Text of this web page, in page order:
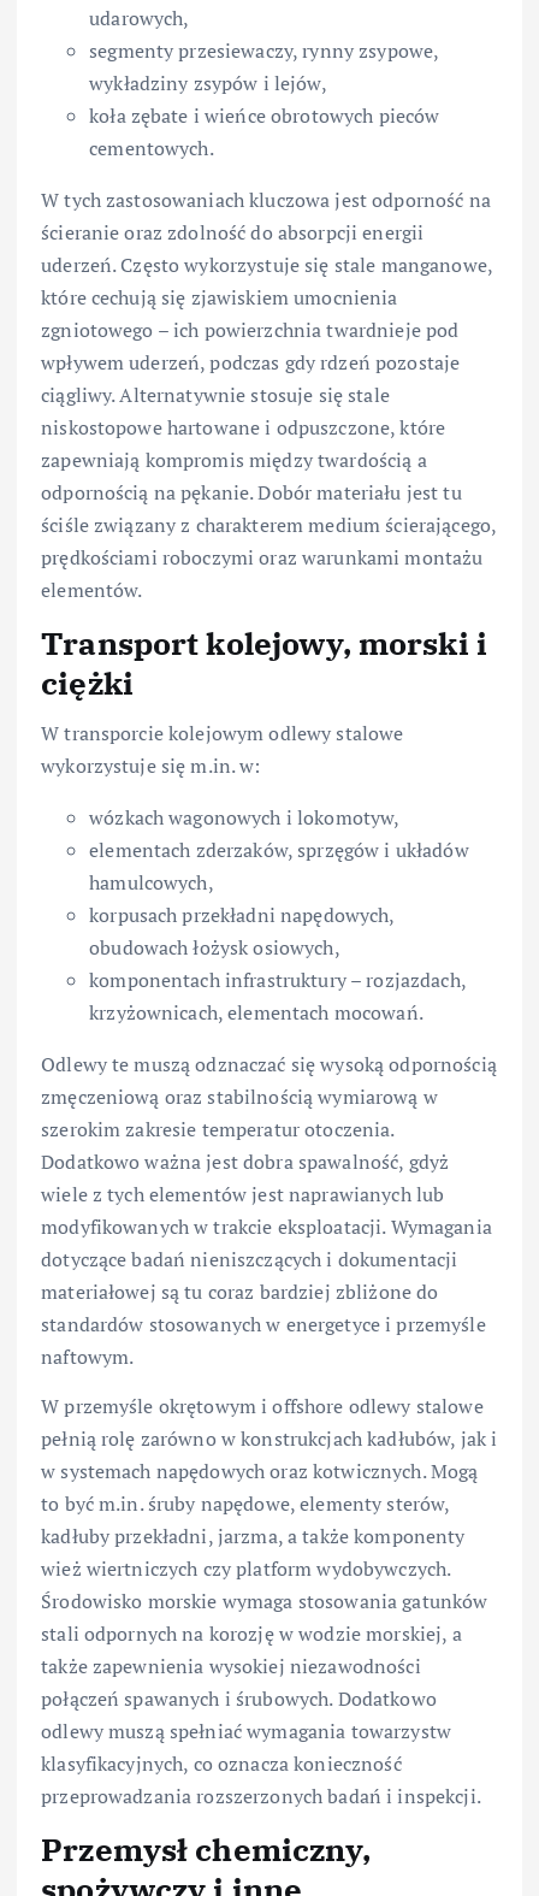
udarowych,
segmenty przesiewaczy, rynny zsypowe,
wykładziny zsypów i lejów,
koła zębate i wieńce obrotowych pieców
cementowych.
W tych zastosowaniach kluczowa jest odporność na
ścieranie oraz zdolność do absorpcji energii
uderzeń. Często wykorzystuje się stale manganowe,
które cechują się zjawiskiem umocnienia
zgniotowego – ich powierzchnia twardnieje pod
wpływem uderzeń, podczas gdy rdzeń pozostaje
ciągliwy. Alternatywnie stosuje się stale
niskostopowe hartowane i odpuszczone, które
zapewniają kompromis między twardością a
odpornością na pękanie. Dobór materiału jest tu
ściśle związany z charakterem medium ścierającego,
prędkościami roboczymi oraz warunkami montażu
elementów.
Transport kolejowy, morski i
ciężki
W transporcie kolejowym odlewy stalowe
wykorzystuje się m.in. w:
wózkach wagonowych i lokomotyw,
elementach zderzaków, sprzęgów i układów
hamulcowych,
korpusach przekładni napędowych,
obudowach łożysk osiowych,
komponentach infrastruktury – rozjazdach,
krzyżownicach, elementach mocowań.
Odlewy te muszą odznaczać się wysoką odpornością
zmęczeniową oraz stabilnością wymiarową w
szerokim zakresie temperatur otoczenia.
Dodatkowo ważna jest dobra spawalność, gdyż
wiele z tych elementów jest naprawianych lub
modyfikowanych w trakcie eksploatacji. Wymagania
dotyczące badań nieniszczących i dokumentacji
materiałowej są tu coraz bardziej zbliżone do
standardów stosowanych w energetyce i przemyśle
naftowym.
W przemyśle okrętowym i offshore odlewy stalowe
pełnią rolę zarówno w konstrukcjach kadłubów, jak i
w systemach napędowych oraz kotwicznych. Mogą
to być m.in. śruby napędowe, elementy sterów,
kadłuby przekładni, jarzma, a także komponenty
wież wiertniczych czy platform wydobywczych.
Środowisko morskie wymaga stosowania gatunków
stali odpornych na korozję w wodzie morskiej, a
także zapewnienia wysokiej niezawodności
połączeń spawanych i śrubowych. Dodatkowo
odlewy muszą spełniać wymagania towarzystw
klasyfikacyjnych, co oznacza konieczność
przeprowadzania rozszerzonych badań i inspekcji.
Przemysł chemiczny,